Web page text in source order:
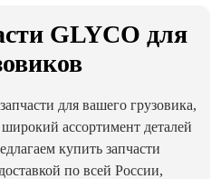
GLYCO для
для вашего грузовика,
ассортимент деталей
купить запчасти
по всей России,